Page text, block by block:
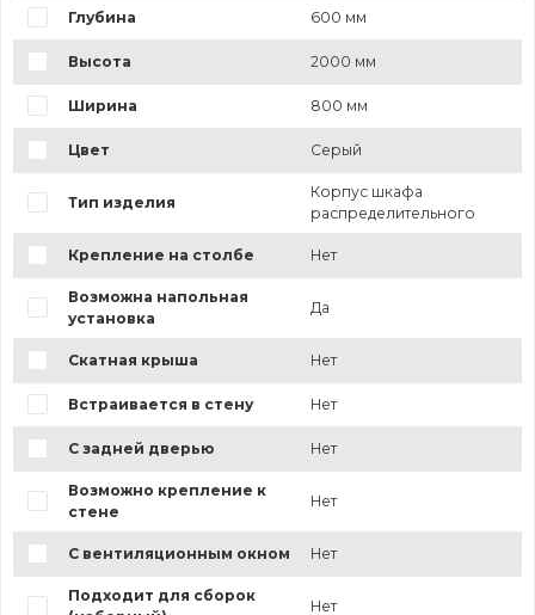
Глубина 600 мм
Высота 2000 мм
Ширина 800 мм
Цвет Серый
Тип изделия
Корпус шкафа
распределительного
Крепление на столбе Нет
Возможна напольная
установка
Да
Скатная крыша Нет
Встраивается в стену Нет
С задней дверью Нет
Возможно крепление к
стене
Нет
С вентиляционным окном Нет
Подходит для сборок
Нет